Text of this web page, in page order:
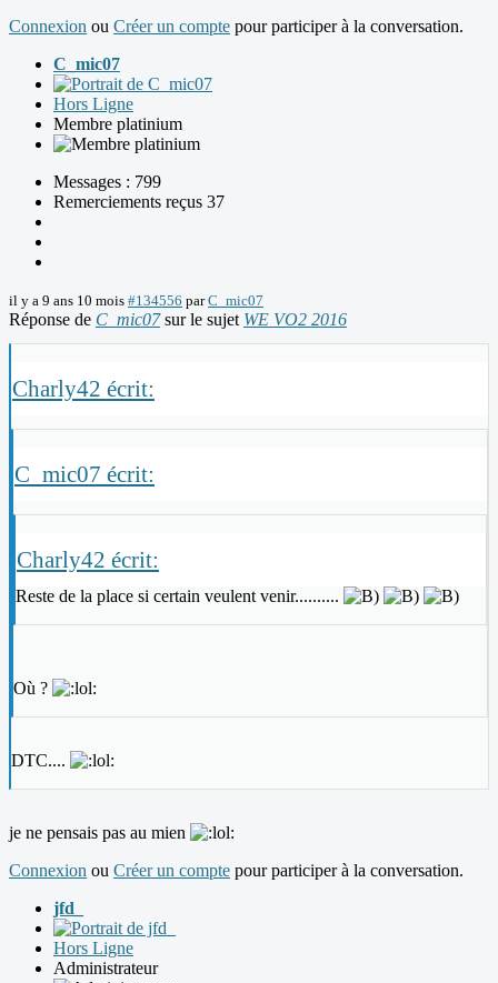
Connexion ou Créer un compte pour participer à la conversation.
C_mic07
Hors Ligne
Membre platinium
Messages : 799
Remerciements reçus 37
il y a 9 ans 10 mois #134556 parC_mic07
Réponse de C_mic07sur le sujet WE VO2 2016
Charly42 écrit:
C_mic07 écrit:
Charly42 écrit:
Reste de la place si certain veulent venir..........
Où ?
DTC....
je ne pensais pas au mien
Connexion ou Créer un compte pour participer à la conversation.
jfd_
Hors Ligne
Administrateur